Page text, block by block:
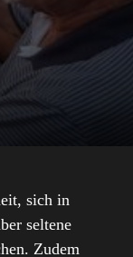
sich in
seltene
Zudem